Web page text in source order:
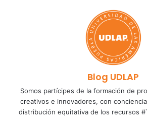
Blog UDLAP
Somos partícipes de la formación de
creativos e innovadores, con
distribución equitativa de los recursos